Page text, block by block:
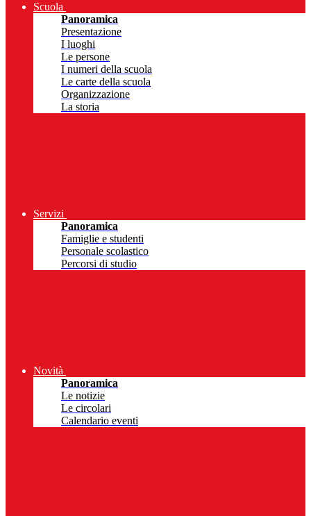
Scuola
Panoramica
Presentazione
I luoghi
Le persone
I numeri della scuola
Le carte della scuola
Organizzazione
La storia
Servizi
Panoramica
Famiglie e studenti
Personale scolastico
Percorsi di studio
Novità
Panoramica
Le notizie
Le circolari
Calendario eventi